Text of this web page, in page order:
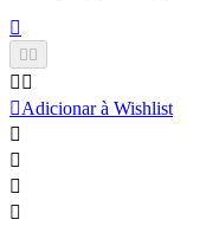

 
 
Adicionar à Wishlist



